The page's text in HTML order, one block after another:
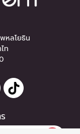
หลโยธิน
ท